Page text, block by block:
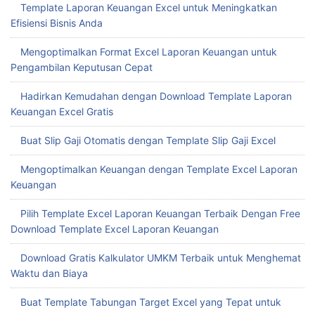
Template Laporan Keuangan Excel untuk Meningkatkan
Efisiensi Bisnis Anda
Mengoptimalkan Format Excel Laporan Keuangan untuk
Pengambilan Keputusan Cepat
Hadirkan Kemudahan dengan Download Template Laporan
Keuangan Excel Gratis
Buat Slip Gaji Otomatis dengan Template Slip Gaji Excel
Mengoptimalkan Keuangan dengan Template Excel Laporan
Keuangan
Pilih Template Excel Laporan Keuangan Terbaik Dengan Free
Download Template Excel Laporan Keuangan
Download Gratis Kalkulator UMKM Terbaik untuk Menghemat
Waktu dan Biaya
Buat Template Tabungan Target Excel yang Tepat untuk